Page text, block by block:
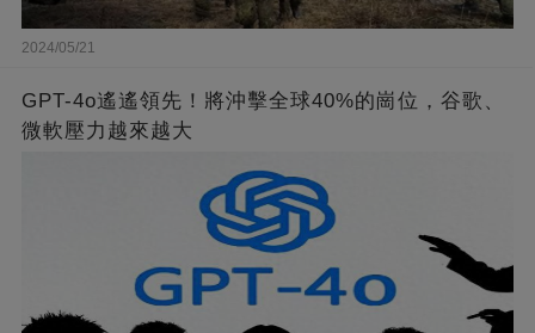
2024/05/21
GPT-4o遙遙領先！將沖擊全球40%的崗位，谷歌、
微軟壓力越來越大